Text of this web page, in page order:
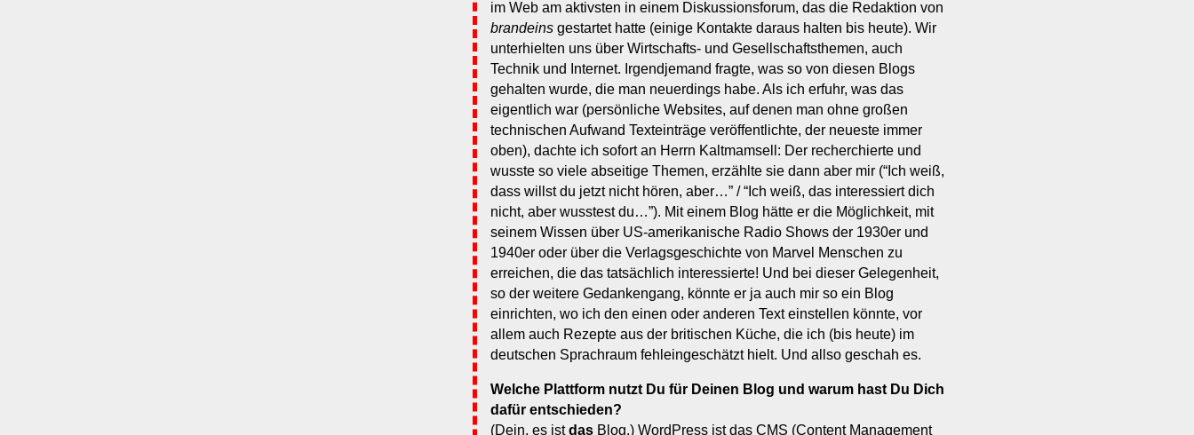
im Web am aktivsten in einem Diskussionsforum, das die Redaktion von
brandeins gestartet hatte (einige Kontakte daraus halten bis heute). Wir
unterhielten uns über Wirtschafts- und Gesellschaftsthemen, auch
Technik und Internet. Irgendjemand fragte, was so von diesen Blogs
gehalten wurde, die man neuerdings habe. Als ich erfuhr, was das
eigentlich war (persönliche Websites, auf denen man ohne großen
technischen Aufwand Texteinträge veröffentlichte, der neueste immer
oben), dachte ich sofort an Herrn Kaltmamsell: Der recherchierte und
wusste so viele abseitige Themen, erzählte sie dann aber mir (“Ich weiß,
dass willst du jetzt nicht hören, aber…” / “Ich weiß, das interessiert dich
nicht, aber wusstest du…”). Mit einem Blog hätte er die Möglichkeit, mit
seinem Wissen über US-amerikanische Radio Shows der 1930er und
1940er oder über die Verlagsgeschichte von Marvel Menschen zu
erreichen, die das tatsächlich interessierte! Und bei dieser Gelegenheit,
so der weitere Gedankengang, könnte er ja auch mir so ein Blog
einrichten, wo ich den einen oder anderen Text einstellen könnte, vor
allem auch Rezepte aus der britischen Küche, die ich (bis heute) im
deutschen Sprachraum fehleingeschätzt hielt. Und allso geschah es.
Welche Plattform nutzt Du für Deinen Blog und warum hast Du Dich
dafür entschieden?
(Dein, es istdas Blog.) WordPress ist das CMS (Content Management